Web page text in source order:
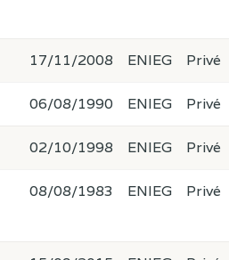
17/11/2008 ENIEG Privé
06/08/1990 ENIEG Privé
02/10/1998 ENIEG Privé
08/08/1983 ENIEG Privé